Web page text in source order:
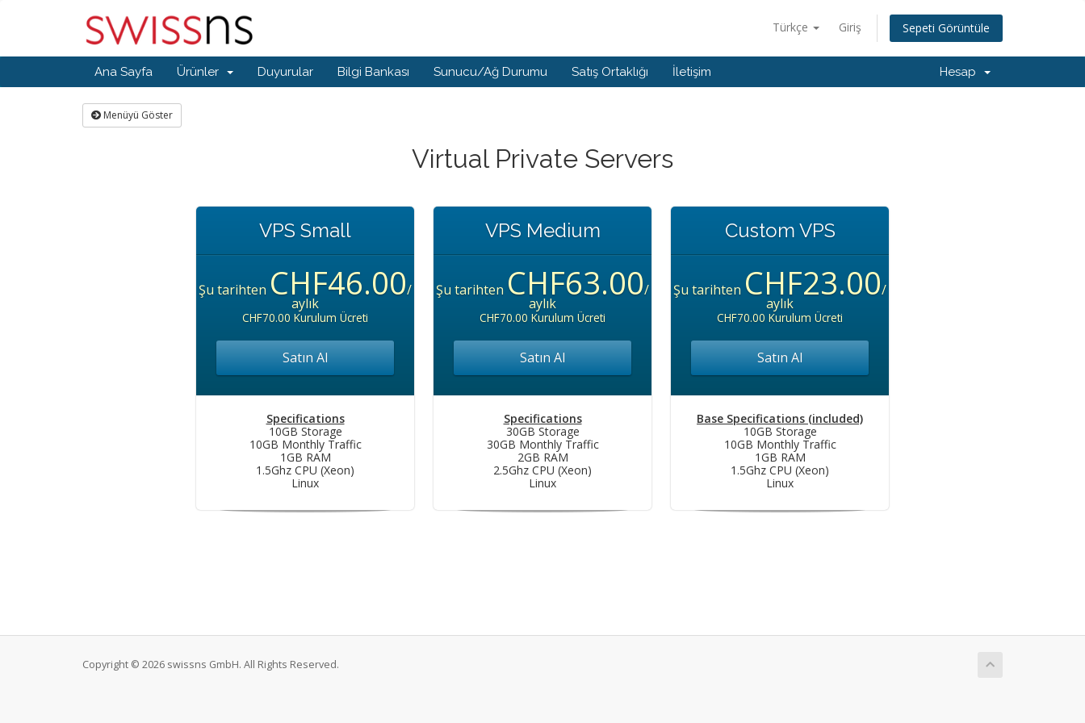
Türkçe Giriş Sepeti Görüntüle
Ana Sayfa Ürünler Duyurular Bilgi Bankası Sunucu/Ağ Durumu Satış Ortaklığı İletişim Hesap
Menüyü Göster
Virtual Private Servers
VPS Small
Şu tarihten CHF46.00/
aylık
CHF70.00 Kurulum Ücreti
Satın Al
Specifications
10GB Storage
10GB Monthly Traffic
1GB RAM
1.5Ghz CPU (Xeon)
Linux
VPS Medium
Şu tarihten CHF63.00/
aylık
CHF70.00 Kurulum Ücreti
Satın Al
Specifications
30GB Storage
30GB Monthly Traffic
2GB RAM
2.5Ghz CPU (Xeon)
Linux
Custom VPS
Şu tarihten CHF23.00/
aylık
CHF70.00 Kurulum Ücreti
Satın Al
Base Specifications (included)
10GB Storage
10GB Monthly Traffic
1GB RAM
1.5Ghz CPU (Xeon)
Linux
Copyright © 2026 swissns GmbH. All Rights Reserved.